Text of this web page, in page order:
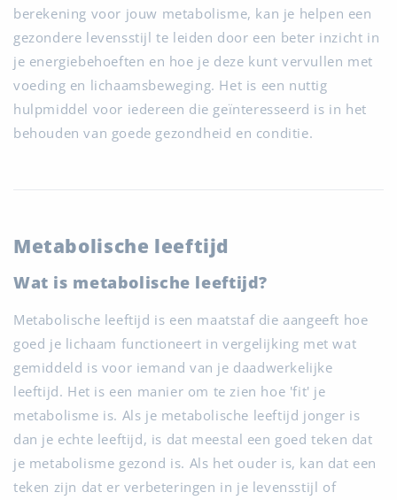
berekening voor jouw metabolisme, kan je helpen een
gezondere levensstijl te leiden door een beter inzicht in
je energiebehoeften en hoe je deze kunt vervullen met
voeding en lichaamsbeweging. Het is een nuttig
hulpmiddel voor iedereen die geïnteresseerd is in het
behouden van goede gezondheid en conditie.
Metabolische leeftijd
Wat is metabolische leeftijd?
Metabolische leeftijd is een maatstaf die aangeeft hoe
goed je lichaam functioneert in vergelijking met wat
gemiddeld is voor iemand van je daadwerkelijke
leeftijd. Het is een manier om te zien hoe 'fit' je
metabolisme is. Als je metabolische leeftijd jonger is
dan je echte leeftijd, is dat meestal een goed teken dat
je metabolisme gezond is. Als het ouder is, kan dat een
teken zijn dat er verbeteringen in je levensstijl of